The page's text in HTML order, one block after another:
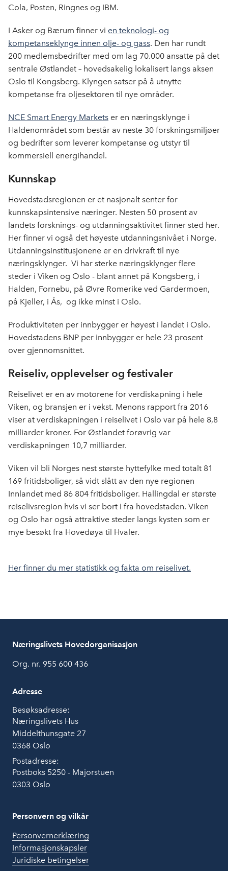
Cola, Posten, Ringnes og IBM.
I Asker og Bærum finner vi en teknologi- og
kompetanseklynge innen olje- og gass. Den har rundt
200 medlemsbedrifter med om lag 70.000 ansatte på det
sentrale Østlandet – hovedsakelig lokalisert langs aksen
Oslo til Kongsberg. Klyngen satser på å utnytte
kompetanse fra oljesektoren til nye områder.
NCE Smart Energy Markets er en næringsklynge i
Haldenområdet som består av neste 30 forskningsmiljøer
og bedrifter som leverer kompetanse og utstyr til
kommersiell energihandel.
Kunnskap
Hovedstadsregionen er et nasjonalt senter for
kunnskapsintensive næringer. Nesten 50 prosent av
landets forsknings- og utdanningsaktivitet finner sted her.
Her finner vi også det høyeste utdanningsnivået i Norge.
Utdanningsinstitusjonene er en drivkraft til nye
næringsklynger. Vi har sterke næringsklynger flere
steder i Viken og Oslo - blant annet på Kongsberg, i
Halden, Fornebu, på Øvre Romerike ved Gardermoen,
på Kjeller, i Ås, og ikke minst i Oslo.
Produktiviteten per innbygger er høyest i landet i Oslo.
Hovedstadens BNP per innbygger er hele 23 prosent
over gjennomsnittet.
Reiseliv, opplevelser og festivaler
Reiselivet er en av motorene for verdiskapning i hele
Viken, og bransjen er i vekst. Menons rapport fra 2016
viser at verdiskapningen i reiselivet i Oslo var på hele 8,8
milliarder kroner. For Østlandet forøvrig var
verdiskapningen 10,7 milliarder.
Viken vil bli Norges nest største hyttefylke med totalt 81
169 fritidsboliger, så vidt slått av den nye regionen
Innlandet med 86 804 fritidsboliger. Hallingdal er største
reiselivsregion hvis vi ser bort i fra hovedstaden. Viken
og Oslo har også attraktive steder langs kysten som er
mye besøkt fra Hovedøya til Hvaler.
Her finner du mer statistikk og fakta om reiselivet.
Næringslivets Hovedorganisasjon
Org. nr. 955 600 436
Adresse
Besøksadresse:
Næringslivets Hus
Middelthunsgate 27
0368 Oslo
Postadresse:
Postboks 5250 - Majorstuen
0303 Oslo
Personvern og vilkår
Personvernerklæring
Informasjonskapsler
Juridiske betingelser